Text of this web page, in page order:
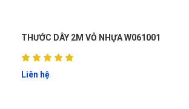
THƯỚC DÂY 2M VỎ NHỰA W061001
Liên hệ